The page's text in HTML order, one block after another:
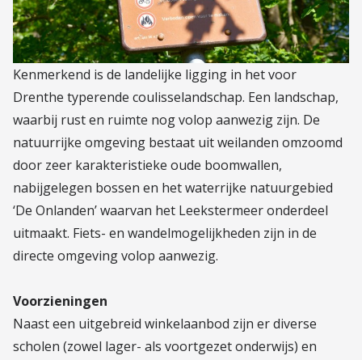
Kenmerkend is de landelijke ligging in het voor
Drenthe typerende coulisselandschap. Een landschap,
waarbij rust en ruimte nog volop aanwezig zijn. De
natuurrijke omgeving bestaat uit weilanden omzoomd
door zeer karakteristieke oude boomwallen,
nabijgelegen bossen en het waterrijke natuurgebied
‘De Onlanden’ waarvan het Leekstermeer onderdeel
uitmaakt. Fiets- en wandelmogelijkheden zijn in de
directe omgeving volop aanwezig.
Voorzieningen
Naast een uitgebreid winkelaanbod zijn er diverse
scholen (zowel lager- als voortgezet onderwijs) en